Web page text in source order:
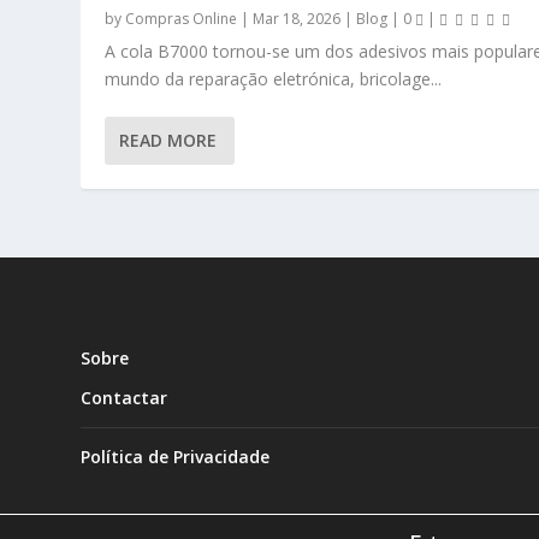
by Compras Online | Mar 18, 2026 | Blog | 0 |
A cola B7000 tornou-se um dos adesivos mais
mundo da reparação eletrónica, bricolage...
READ MORE
Sobre
Contactar
Política de Privacidade